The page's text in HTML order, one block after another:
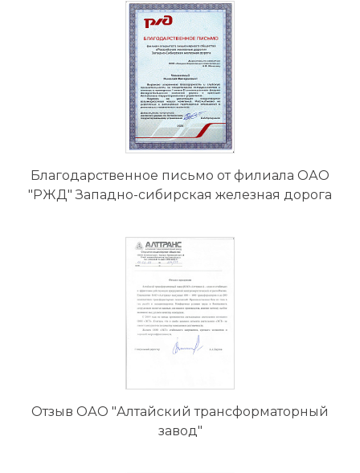
Благодарственное письмо от филиала ОАО
"РЖД" Западно-сибирская железная дорога
Отзыв ОАО "Алтайский трансформаторный
завод"